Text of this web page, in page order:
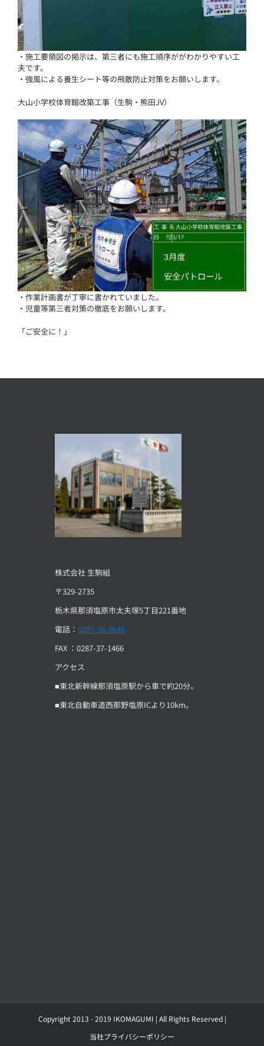
・施工要領図の掲示は、第三者にも施工順序ががわかりやすい工
夫です。
・強風による養生シート等の飛散防止対策をお願いします。
大山小学校体育館改築工事（生駒・熊田JV）
・作業計画書が丁寧に書かれていました。
・児童等第三者対策の徹底をお願いします。
「ご安全に！」
株式会社 生駒組
〒329-2735
栃木県那須塩原市太夫塚5丁目221番地
電話： 0287-36-0648
FAX ：0287-37-1466
アクセス
■東北新幹線那須塩原駅から車で約20分。
■東北自動車道西那野塩原ICより10km。
Copyright 2013 - 2019 IKOMAGUMI | All Rights Reserved |
当社プライバシーポリシー